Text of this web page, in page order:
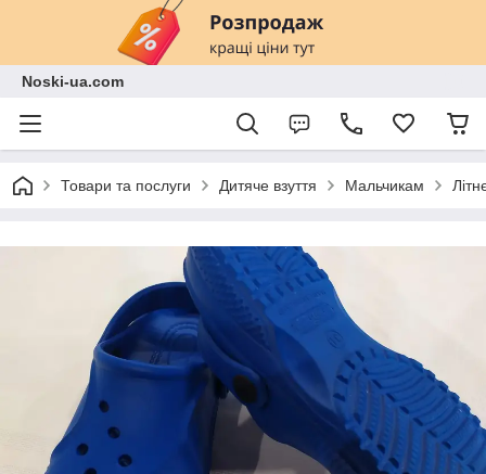
Noski-ua.com
Товари та послуги Дитяче взуття Мальчикам